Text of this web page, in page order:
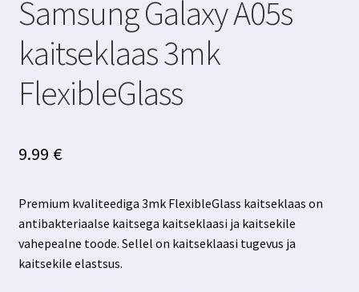
Samsung Galaxy A05s
kaitseklaas 3mk
FlexibleGlass
9.99 €
Premium kvaliteediga 3mk FlexibleGlass kaitseklaas on
antibakteriaalse kaitsega kaitseklaasi ja kaitsekile
vahepealne toode. Sellel on kaitseklaasi tugevus ja
kaitsekile elastsus.